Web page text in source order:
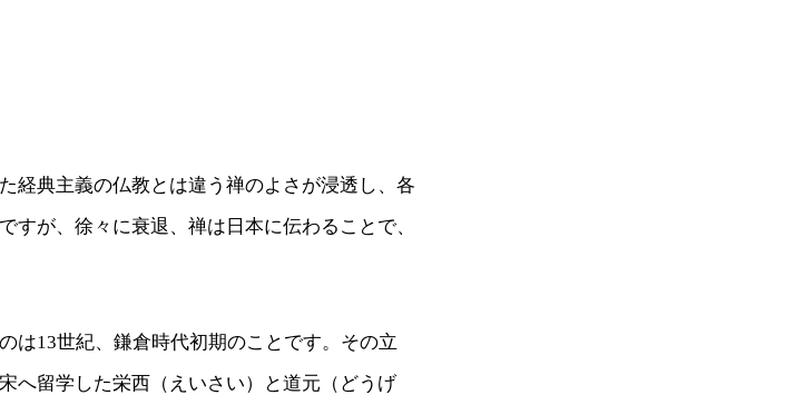
経典主義の仏教とは違う禅のよさが浸透し、各
すが、徐々に衰退、禅は日本に伝わることで、
は13世紀、鎌倉時代初期のことです。その立
へ留学した栄西（えいさい）と道元（どうげ